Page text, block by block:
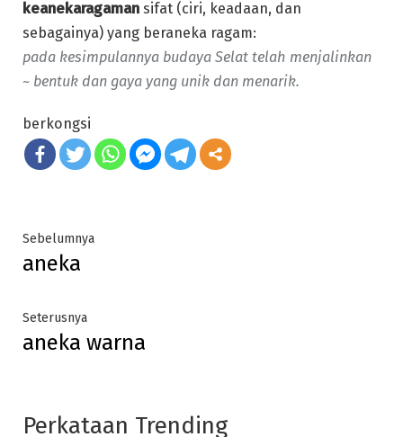
keanekaragaman sifat (ciri, keadaan, dan
sebagainya) yang beraneka ragam:
pada kesimpulannya budaya Selat telah menjalinkan
~ bentuk dan gaya yang unik dan menarik.
berkongsi
Post
navigation
SebelumnyaPrevious
aneka
SeterusnyaNext
post:
aneka warna
Perkataan Trending